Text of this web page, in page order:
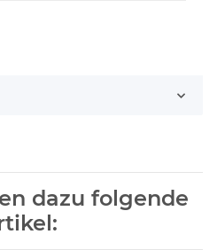
dazu folgende